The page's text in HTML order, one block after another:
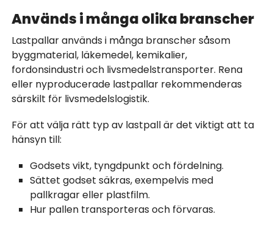
Används i många olika branscher
Lastpallar används i många branscher såsom
byggmaterial, läkemedel, kemikalier,
fordonsindustri och livsmedelstransporter. Rena
eller nyproducerade lastpallar rekommenderas
särskilt för livsmedelslogistik.
För att välja rätt typ av lastpall är det viktigt att ta
hänsyn till:
Godsets vikt, tyngdpunkt och fördelning.
Sättet godset säkras, exempelvis med
pallkragar eller plastfilm.
Hur pallen transporteras och förvaras.